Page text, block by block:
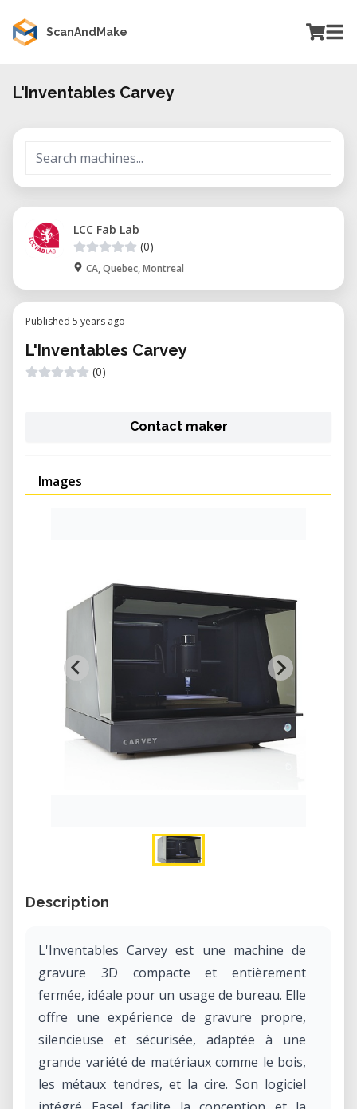
ScanAndMake
L'Inventables Carvey
LCC Fab Lab
(0)
CA, Quebec, Montreal
Published 5 years ago
L'Inventables Carvey
(0)
Contact maker
Images
Description
L'Inventables Carvey est une machine de
gravure 3D compacte et entièrement
fermée, idéale pour un usage de bureau. Elle
offre une expérience de gravure propre,
silencieuse et sécurisée, adaptée à une
grande variété de matériaux comme le bois,
les métaux tendres, et la cire. Son logiciel